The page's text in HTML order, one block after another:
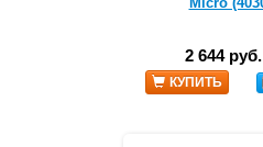
2 644 руб.
КУПИТЬ